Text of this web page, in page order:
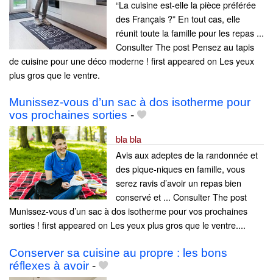
“La cuisine est-elle la pièce préférée
des Français ?” En tout cas, elle
réunit toute la famille pour les repas ...
Consulter The post Pensez au tapis
de cuisine pour une déco moderne ! first appeared on Les yeux
plus gros que le ventre.
Munissez-vous d’un sac à dos isotherme pour
vos prochaines sorties -
bla bla
Avis aux adeptes de la randonnée et
des pique-niques en famille, vous
serez ravis d’avoir un repas bien
conservé et ... Consulter The post
Munissez-vous d’un sac à dos isotherme pour vos prochaines
sorties ! first appeared on Les yeux plus gros que le ventre....
Conserver sa cuisine au propre : les bons
réflexes à avoir -